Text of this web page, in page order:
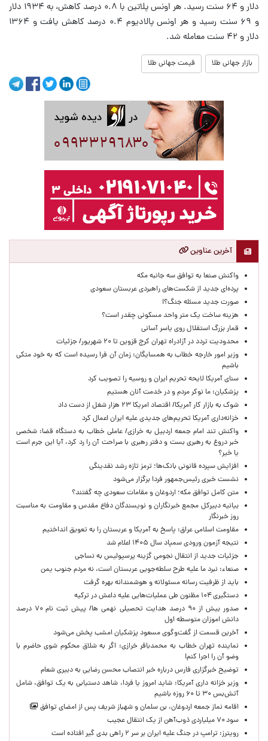
دلار و ۶۴ سنت رسید. هر اونس پلاتین با ۰.۸ درصد کاهش، به ۱۹۳۴ دلار
و ۶۹ سنت رسید و هر اونس پالادیوم ۰.۴ درصد کاهش یافت و ۱۳۶۴
دلار و ۴۲ سنت معامله شد.
بازار جهانی طلا قیمت جهانی طلا
آخرین عناوین
واکنش صنعا به توافق سه جانبه مکه
پرده‌ای جدید از شکست‌های راهبردی عربستان سعودی
صورت جدید مسئله جنگ؟!
هزینه ساخت یک متر واحد مسکونی چقدر است؟
قمار بزرگ استقلال روی یاسر آسانی
محدودیت تردد در آزادراه تهران کرج قزوین تا ۲۰ شهریور/ جزئیات
وزیر امور خارجه خطاب به همسایگان: زمان آن فرا رسیده است که به خود متکی
باشیم
سنای آمریکا لایحه تحریم ایران و روسیه را تصویب کرد
پزشکیان: ما نوکر مردم و در خدمت آنان هستیم
شوک به بازار کار آمریکا/ اقتصاد امریکا ۲۳ هزار شغل از دست داد
خزانه‌داری آمریکا تحریم‌های جدیدی علیه ایران اعمال کرد
واکنش تند امام جمعه اردبیل به خرازی/ عاملی خطاب به دستگاه قضا: شخصی
خبر دروغ به رهبری بست و دفتر رهبری با صراحت آن را رد کرد، آیا این جرم است
یا خیر؟
افزایش سپرده قانونی بانک‌ها؛ ترمز تازه رشد نقدینگی
نشست خبری رئیس‌جمهور فردا برگزار می‌شود
متن کامل توافق مکه؛ اردوغان و مقامات سعودی چه گفتند؟
بیانیه دبیرکل مجمع خبرنگاران و نویسندگان دفاع مقدس و مقاومت به مناسبت
روز خبرنگار
مقاومت اسلامی عراق: پاسخ به آمریکا و عربستان را به تعویق انداختیم
نتیجه آزمون ورودی سمپاد سال ۱۴۰۵ اعلام شد
جزئیات جدید از انتقال نجومی گزینه پرسپولیس به نساجی
صنعاء: نبرد ما علیه طرح سلطه‌جویی عربستان است، نه مردم جنوب یمن
باید از ظرفیت رسانه مسئولانه و هوشمندانه بهره گرفت
دستگیری ۱۰۴ مظنون طی عملیات‌هایی علیه داعش در ترکیه
صدور بیش از ۹۰ درصد هدایت تحصیلی نهمی ها/ پیش ثبت نام ۷۰ درصد
دانش اموزان متوسطه اول
آخرین قسمت از گفت‌وگوی مسعود پزشکیان امشب پخش می‌شود
نماینده تهران خطاب به محمدباقر خرازی: اگر به شلاق محکوم شوی حاضرم با
وضو آن را اجرا کنم!
توضیح خبرگزاری فارس درباره خبر انتصاب محسن رضایی به دبیری شعام
وزیر خزانه داری آمریکا: شاید امروز یا فردا، شاهد دستیابی به یک توافق، شامل
آتش‌بس ۳۰ تا ۶۰ روزه باشیم
اقامه نماز جمعه اردوغان، بن ‌سلمان و شهباز شریف پس از امضای توافق
سود ۷۰ میلیاردی ذوب‌آهن از یک انتقال عجیب
رویترز: ترامپ در جنگ علیه ایران بر سر ۲ راهی بدی گیر افتاده است